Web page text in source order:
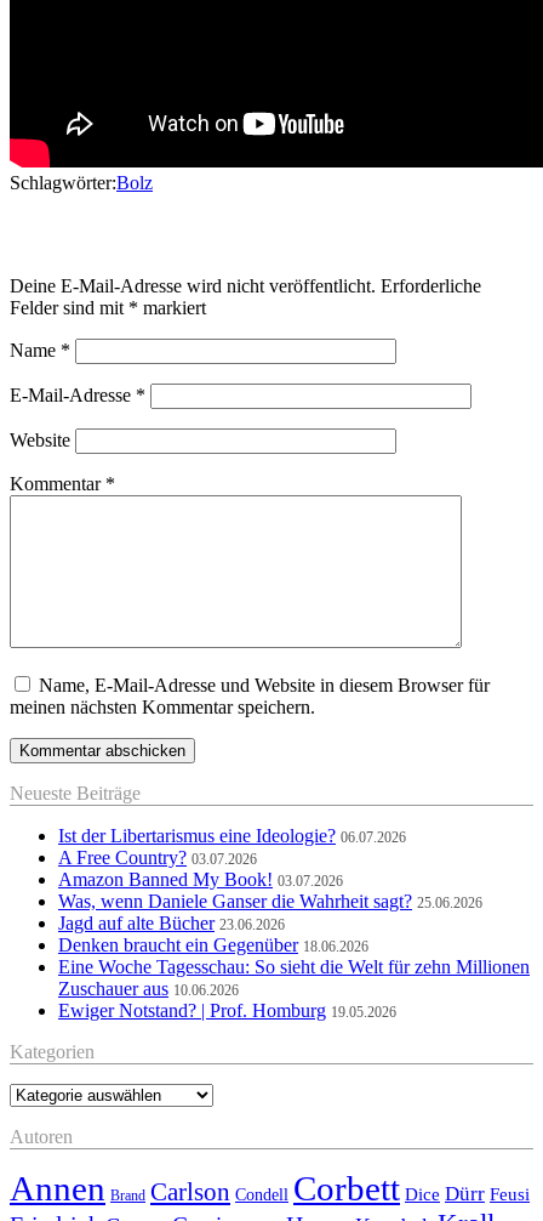
Schlagwörter:Bolz
Deine E-Mail-Adresse wird nicht veröffentlicht. Erforderliche
Felder sind mit * markiert
Name *
E-Mail-Adresse *
Website
Kommentar *
Name, E-Mail-Adresse und Website in diesem Browser für
meinen nächsten Kommentar speichern.
Neueste Beiträge
Ist der Libertarismus eine Ideologie? 06.07.2026
A Free Country? 03.07.2026
Amazon Banned My Book! 03.07.2026
Was, wenn Daniele Ganser die Wahrheit sagt? 25.06.2026
Jagd auf alte Bücher 23.06.2026
Denken braucht ein Gegenüber 18.06.2026
Eine Woche Tagesschau: So sieht die Welt für zehn Millionen
Zuschauer aus 10.06.2026
Ewiger Notstand? | Prof. Homburg 19.05.2026
Kategorien
Kategorien
Autoren
Annen Brand Carlson Condell Corbett Dice Dürr Feusi